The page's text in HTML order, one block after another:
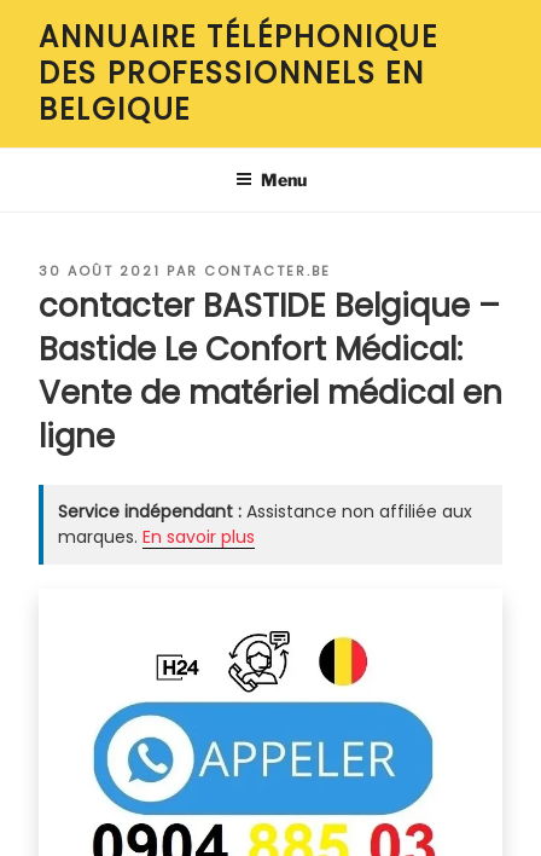
contenu
principal
ANNUAIRE TÉLÉPHONIQUE
DES PROFESSIONNELS EN
BELGIQUE
Menu
PUBLIÉ
30 AOÛT 2021 PAR CONTACTER.BE
contacter BASTIDE Belgique –
Bastide Le Confort Médical:
Vente de matériel médical en
ligne
Service indépendant : Assistance non affiliée aux
marques. En savoir plus